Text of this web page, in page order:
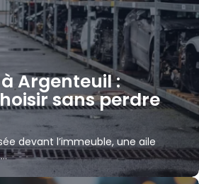
Argenteuil :
sans perdre
devant l’immeuble, une aile